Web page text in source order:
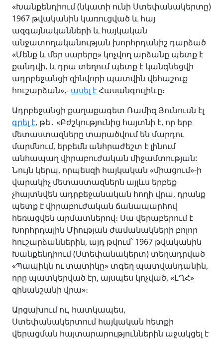
«Խանքենդիում (նկատի ունի Ստեփանակերտը)
1967 թվականին կառուցված և հայ
ազգայնականների և հայկական
անջատողականության խորհրդանիշ դարձած
«Մենք և մեր սարերը» կոչվող արձանը պետք է
քանդվի, և դրա տեղում պետք է կանգնեցվի
ադրբեջանցի զինվորի պատվին վեհաշուք
հուշարձան»,- ասել էՀասանգուլիևը։
Ադրբեջանցի քաղաքագետ Ռամիզ Յունուսն էլ
գրել է, թե․ «Բժշկությունից հայտնի է, որ երբ
մետաստազները տարածվում են մարդու
մարմնում, երբեմն անհրաժեշտ է լինում
անհապաղ վիրաբուժական միջամտության:
Նույն կերպ, որպեսզի հայկական «միացում»-ի
վարակիչ մետաստազներն այլևս երբեք
չհայտնվեն ադրբեջանական հողի վրա, դրանք
պետք է վիրաբուժական ճանապարհով
հեռացվեն արմատներով։ Սա վերաբերում է
Խորհրդային Միության ժամանակների բոլոր
հուշարձաններին, այդ թվում՝ 1967 թվականին
Խանքենդիում (Ստեփանակերտ) տեղադրված
«Պապիկն ու տատիկը» տգեղ պատվանդանին,
որը պատկերված էր, այսպես կոչված, «ԼՂՀ»
զինանշանի վրա»։
Արցախում ու, հատկապես,
Ստեփանակերտում հայկական հետքի
վերացման հայտարարություններին աջակցել է